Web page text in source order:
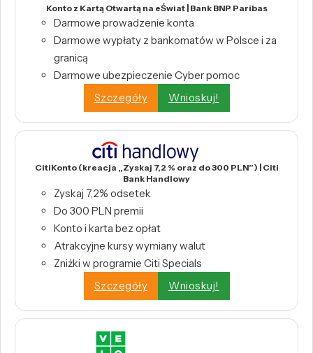
Konto z Kartą Otwartą na eŚwiat | Bank BNP Paribas
Darmowe prowadzenie konta
Darmowe wypłaty z bankomatów w Polsce i za
granicą
Darmowe ubezpieczenie Cyber pomoc
Szczegóły
Wnioskuj!
CitiKonto (kreacja „Zyskaj 7,2 % oraz do 300 PLN”) | Citi
Bank Handlowy
Zyskaj 7,2% odsetek
Do 300 PLN premii
Konto i karta bez opłat
Atrakcyjne kursy wymiany walut
Zniżki w programie Citi Specials
Szczegóły
Wnioskuj!